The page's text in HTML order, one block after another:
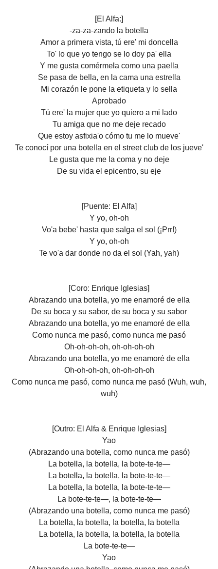
[El Alfa:]
-za-za-zando la botella
Amor a primera vista, tú ere' mi doncella
To' lo que yo tengo se lo doy pa' ella
Y me gusta comérmela como una paella
Se pasa de bella, en la cama una estrella
Mi corazón le pone la etiqueta y lo sella
Aprobado
Tú ere' la mujer que yo quiero a mi lado
Tu amiga que no me deje recado
Que estoy asfixia'o cómo tu me lo mueve'
Te conocí por una botella en el street club de los jueve'
Le gusta que me la coma y no deje
De su vida el epicentro, su eje
[Puente: El Alfa]
Y yo, oh-oh
Vo'a bebe' hasta que salga el sol (¡Prr!)
Y yo, oh-oh
Te vo'a dar donde no da el sol (Yah, yah)
[Coro: Enrique Iglesias]
Abrazando una botella, yo me enamoré de ella
De su boca y su sabor, de su boca y su sabor
Abrazando una botella, yo me enamoré de ella
Como nunca me pasó, como nunca me pasó
Oh-oh-oh-oh, oh-oh-oh-oh
Abrazando una botella, yo me enamoré de ella
Oh-oh-oh-oh, oh-oh-oh-oh
Como nunca me pasó, como nunca me pasó (Wuh, wuh,
wuh)
[Outro: El Alfa & Enrique Iglesias]
Yao
(Abrazando una botella, como nunca me pasó)
La botella, la botella, la bote-te-te—
La botella, la botella, la bote-te-te—
La botella, la botella, la bote-te-te—
La bote-te-te—, la bote-te-te—
(Abrazando una botella, como nunca me pasó)
La botella, la botella, la botella, la botella
La botella, la botella, la botella, la botella
La bote-te-te—
Yao